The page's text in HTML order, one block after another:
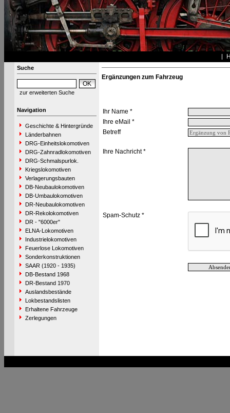
Suche
zur erweiterten Suche
Navigation
Geschichte & Hintergründe
Länderbahnen
DRG-Einheitslokomotiven
DRG-Zahnradlokomotiven
DRG-Schmalspurlok.
Kriegslokomotiven
Verlagerungsbauten
DB-Neubaulokomotiven
DB-Umbaulokomotiven
DR-Neubaulokomotiven
DR-Rekolokomotiven
DR - "6000er"
ELNA-Lokomotiven
Industrielokomotiven
Feuerlose Lokomotiven
Sonderkonstruktionen
SAAR (1920 - 1935)
DB-Bestand 1968
DR-Bestand 1970
Auslandsbestände
Lokbestandslisten
Erhaltene Fahrzeuge
Zerlegungen
Ergänzungen zum Fahrzeug
Ihr Name *
Ihre eMail *
Betreff
Ihre Nachricht *
Spam-Schutz *